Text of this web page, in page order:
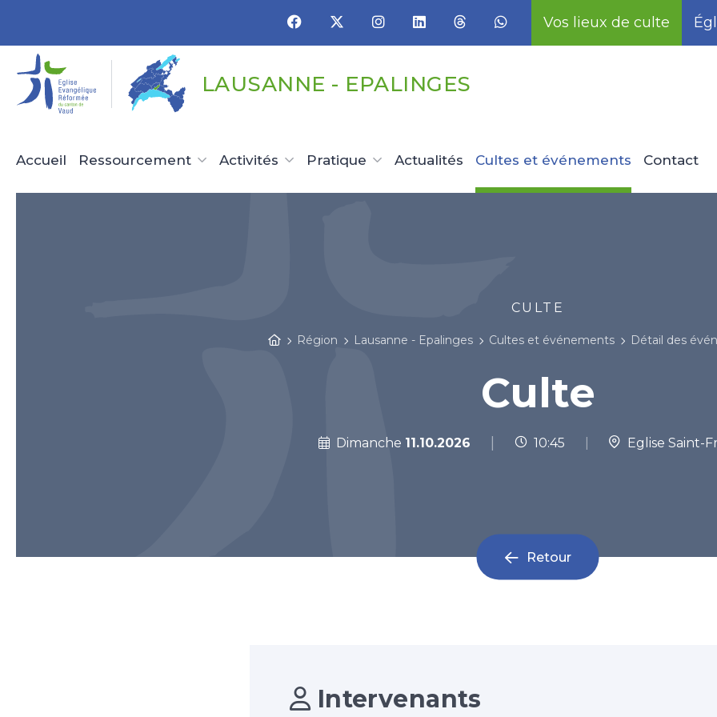
Vos lieux de culte
LAUSANNE - EPALINGES
Accueil Ressourcement Activités Pratique Actualités Cultes et événements Contact
CULTE
Région Lausanne - Epalinges Cultes et événements Détail des
Culte
Dimanche 11.10.2026 | 10:45 Eglise Saint-
Retour
Intervenants